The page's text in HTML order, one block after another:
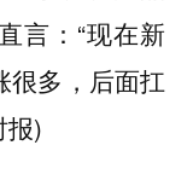
言：“现在新
很多，后面扛
报)